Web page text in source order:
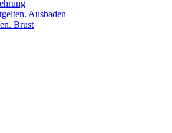
Ausbaden
Brust